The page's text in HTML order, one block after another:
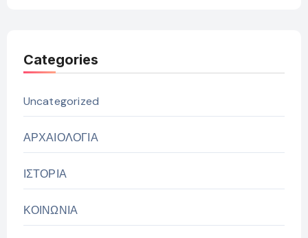
Categories
Uncategorized
ΑΡΧΑΙΟΛΟΓΙΑ
ΙΣΤΟΡΙΑ
ΚΟΙΝΩΝΙΑ